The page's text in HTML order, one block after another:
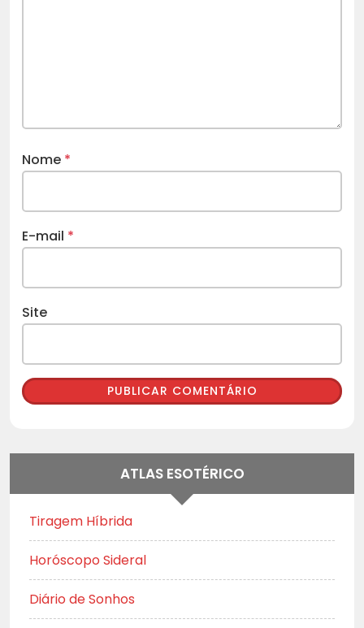
Nome *
E-mail *
Site
ATLAS ESOTÉRICO
Tiragem Híbrida
Horóscopo Sideral
Diário de Sonhos